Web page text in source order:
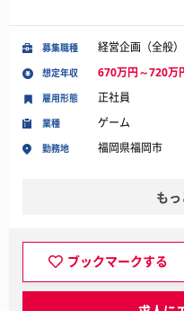
募集職種 経営企画（全般）
想定年収 670万円～720万
業種 ゲーム
勤務地 福岡県福岡市
雇用形態 正社員
も
ブックマークする